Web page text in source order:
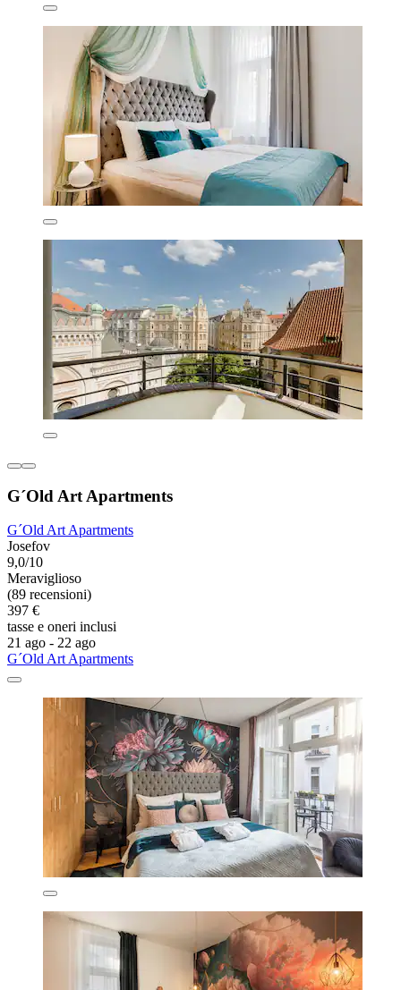
G´Old Art Apartments
G´Old Art Apartments
Josefov
9,0/10
Meraviglioso
(89 recensioni)
397 €
tasse e oneri inclusi
21 ago - 22 ago
G´Old Art Apartments